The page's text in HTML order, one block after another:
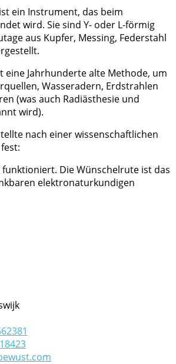
ein Instrument, das beim
wird. Sie sind Y- oder L-förmig
aus Kupfer, Messing, Federstahl
eine Jahrhunderte alte Methode, um
Wasseradern, Erdstrahlen
(was auch Radiästhesie und
wird).
nach einer wissenschaftlichen
funktioniert. Die Wünschelrute ist das
elektronaturkundigen